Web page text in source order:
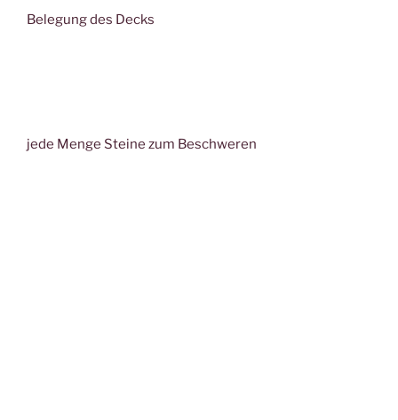
Belegung des Decks
jede Menge Steine zum Beschweren